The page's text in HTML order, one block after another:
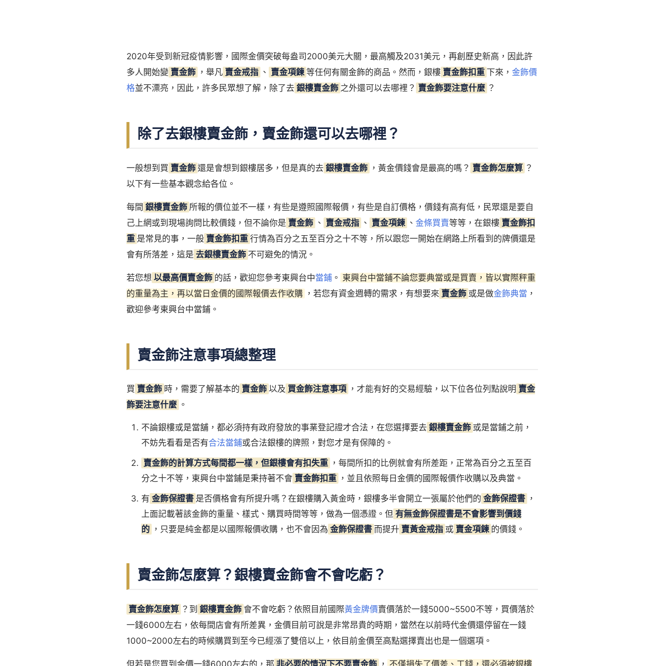
2020年受到新冠疫情影響，國際金價突破每盎司2000美元大關，最高觸及2031美元，再創歷史新高，因此許
多人開始變 賣金飾 ，舉凡 賣金戒指 、 賣金項鍊 等任何有關金飾的商品。然而，銀樓 賣金飾扣重 下來， 金飾價
格並不漂亮，因此，許多民眾想了解，除了去 銀樓賣金飾 之外還可以去哪裡？ 賣金飾要注意什麼 ？
除了去銀樓賣金飾，賣金飾還可以去哪裡？
一般想到買 賣金飾 還是會想到銀樓居多，但是真的去 銀樓賣金飾 ，黃金價錢會是最高的嗎？ 賣金飾怎麼算 ？
以下有一些基本觀念給各位。
每間 銀樓賣金飾 所報的價位並不一樣，有些是遵照國際報價，有些是自訂價格，價錢有高有低，民眾還是要自
己上網或到現場詢問比較價錢，但不論你是 賣金飾 、 賣金戒指 、 賣金項鍊 、 金條買賣等等，在銀樓 賣金飾扣
重 是常見的事，一般 賣金飾扣重 行情為百分之五至百分之十不等，所以跟您一開始在網路上所看到的牌價還是
會有所落差，這是 去銀樓賣金飾 不可避免的情況。
若您想 以最高價賣金飾 的話，歡迎您參考東興台中當鋪。 東興台中當鋪不論您要典當或是買賣，皆以實際秤重
的重量為主，再以當日金價的國際報價去作收購 ，若您有資金週轉的需求，有想要來 賣金飾 或是做金飾典當 ，
歡迎參考東興台中當鋪。
賣金飾注意事項總整理
買 賣金飾 時，需要了解基本的 賣金飾 以及 買金飾注意事項 ，才能有好的交易經驗，以下位各位列點說明 賣金
飾要注意什麼 。
不論銀樓或是當舖，都必須持有政府發放的事業登記證才合法，在您選擇要去 銀樓賣金飾 或是當鋪之前，
不妨先看看是否有合法當鋪或合法銀樓的牌照，對您才是有保障的。
賣金飾的計算方式每間都一樣，但銀樓會有扣失重 ，每間所扣的比例就會有所差距，正常為百分之五至百
分之十不等，東興台中當鋪是秉持著不會 賣金飾扣重 ，並且依照每日金價的國際報價作收購以及典當。
有 金飾保證書 是否價格會有所提升嗎？在銀樓購入黃金時，銀樓多半會開立一張屬於他們的 金飾保證書 ，
上面記載著該金飾的重量、樣式、購買時間等等，做為一個憑證。但 有無金飾保證書是不會影響到價錢
的 ，只要是純金都是以國際報價收購，也不會因為 金飾保證書 而提升 賣黃金戒指 或 賣金項鍊 的價錢。
賣金飾怎麼算？銀樓賣金飾會不會吃虧？
賣金飾怎麼算 ？到 銀樓賣金飾 會不會吃虧？依照目前國際黃金牌價賣價落於一錢5000~5500不等，買價落於
一錢6000左右，依每間店會有所差異，金價目前可說是非常昂貴的時期，當然在以前時代金價還停留在一錢
1000~2000左右的時候購買到至今已經漲了雙倍以上，依目前金價至高點選擇賣出也是一個選項。
但若是您買到金價一錢6000左右的，那 非必要的情況下不要賣金飾 ， 不僅損失了價差、工錢，還必須被銀樓